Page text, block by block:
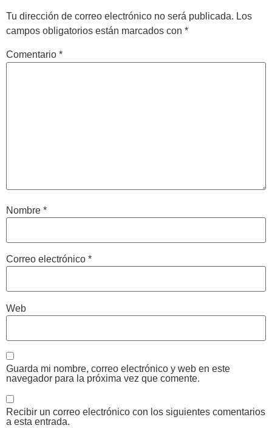
Tu dirección de correo electrónico no será publicada. Los
campos obligatorios están marcados con *
Comentario *
Nombre *
Correo electrónico *
Web
Guarda mi nombre, correo electrónico y web en este
navegador para la próxima vez que comente.
Recibir un correo electrónico con los siguientes comentarios
a esta entrada.